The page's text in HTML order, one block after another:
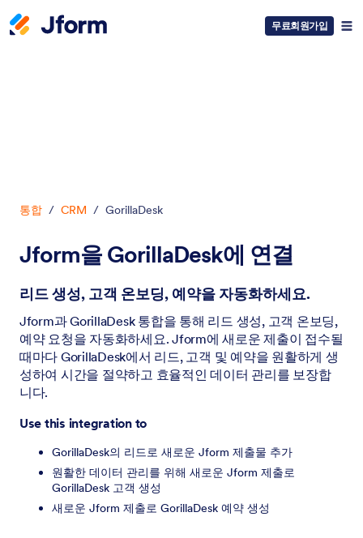
무료회원가입
통합 / CRM / GorillaDesk
Jform을 GorillaDesk에 연결
리드 생성, 고객 온보딩, 예약을 자동화하세요.
Jform과 GorillaDesk 통합을 통해 리드 생성, 고객 온보딩,
예약 요청을 자동화하세요. Jform에 새로운 제출이 접수될
때마다 GorillaDesk에서 리드, 고객 및 예약을 원활하게 생
성하여 시간을 절약하고 효율적인 데이터 관리를 보장합
니다.
Use this integration to
GorillaDesk의 리드로 새로운 Jform 제출물 추가
원활한 데이터 관리를 위해 새로운 Jform 제출로
GorillaDesk 고객 생성
새로운 Jform 제출로 GorillaDesk 예약 생성